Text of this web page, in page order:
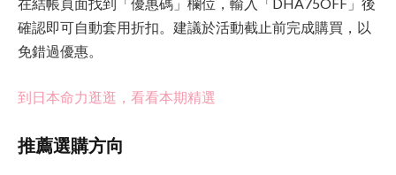
確認即可自動套用折扣。建議於活動截止前完成購買，以
免錯過優惠。
到日本命力逛逛，看看本期精選
推薦選購方向